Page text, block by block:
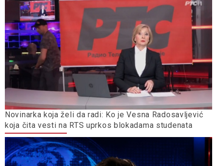
Novinarka koja želi da radi: Ko je Vesna Radosavljević
koja čita vesti na RTS uprkos blokadama studenata